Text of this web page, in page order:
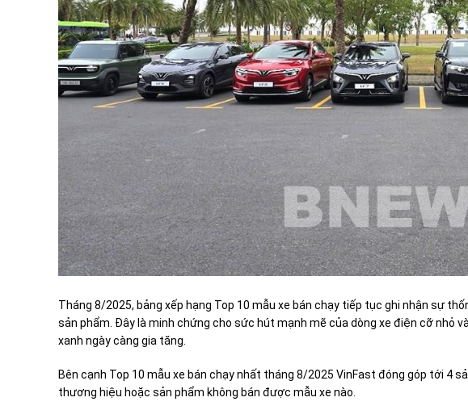
Tháng 8/2025, bảng xếp hạng Top 10 mẫu xe bán chạy tiếp tục ghi nhận sự
sản phẩm. Đây là minh chứng cho sức hút mạnh mẽ của dòng xe điện cỡ nhỏ
xanh ngày càng gia tăng.
Bên cạnh Top 10 mẫu xe bán chạy nhất tháng 8/2025 VinFast đóng góp tới 4
thương hiệu hoặc sản phẩm không bán được mẫu xe nào.